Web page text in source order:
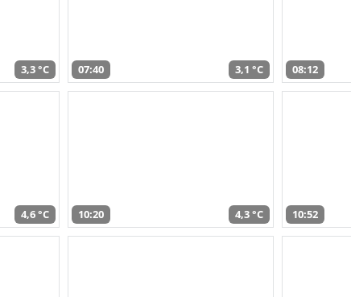
3,3 °C 07:40 3,1 °C 08:12
4,6 °C 10:20 4,3 °C 10:52